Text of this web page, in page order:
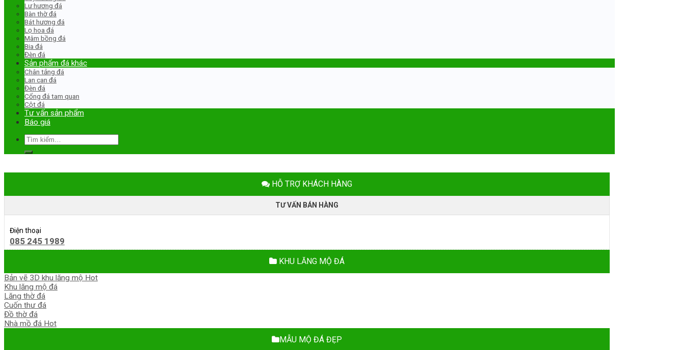
Lư hương đá
Bàn thờ đá
Bát hương đá
Lọ hoa đá
Mâm bồng đá
Bia đá
Đèn đá
Sản phẩm đá khác
Chân tảng đá
Lan can đá
Đèn đá
Cổng đá tam quan
Cột đá
Tư vấn sản phẩm
Báo giá
Tìm
kiếm:
HỖ TRỢ KHÁCH HÀNG
TƯ VẤN BÁN HÀNG
Điện thoại
085 245 1989
KHU LĂNG MỘ ĐÁ
Bản vẽ 3D khu lăng mộ
Khu lăng mộ đá
Lăng thờ đá
Cuốn thư đá
Đồ thờ đá
Nhà mồ đá
MẪU MỘ ĐÁ ĐẸP